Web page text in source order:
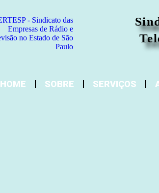
HOME SOBRE SERVIÇOS